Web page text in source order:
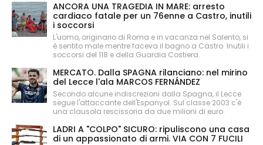
ANCORA UNA TRAGEDIA IN MARE: arresto
cardiaco fatale per un 76enne a Castro, inutili
i soccorsi
L'uomo, originario di Roma e in vacanza nel Salento, si
è sentito male mentre faceva il bagno a Castro. Inutili i
soccorsi del 118 e della Guardia Costiera.
MERCATO. Dalla SPAGNA rilanciano: nel mirino
del Lecce l'ala MARCOS FERNÁNDEZ
Secondo alcune indiscrezioni dalla Spagna, il Lecce
segue l'attaccante dell'Espanyol. Sul classe 2003 c'è
una clausola rescissoria da due milioni di euro.
LADRI A "COLPO" SICURO: ripuliscono una casa
di un appassionato di armi. VIA CON 7 FUCILI